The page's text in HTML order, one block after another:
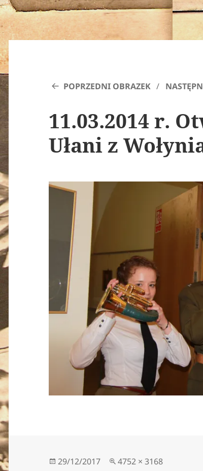
POPRZEDNI OBRAZEK
11.03.2014 r.
Ułani z
Data
29/12/2017
Pełny
4752 × 3168